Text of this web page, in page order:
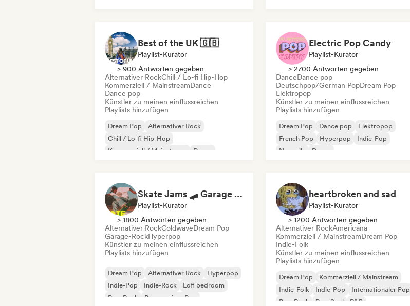
Best of the UK 🇬🇧
Playlist-Kurator
> 900 Antworten gegeben
Alternativer RockChill / Lo-fi Hip-Hop
Kommerziell / MainstreamDance
Dance pop
Künstler zu meinen einflussreichen
Playlists hinzufügen
Dream Pop
Alternativer Rock
Chill / Lo-fi Hip-Hop
Kommerziell / Mainstream
Dance
Electric Pop Candy
Playlist-Kurator
> 2700 Antworten gegeben
DanceDance pop
Deutschpop/German PopDream Pop
Elektropop
Künstler zu meinen einflussreichen
Playlists hinzufügen
Dream Pop Dance pop
Elektropop
French Pop
Hyperpop
Indie-Pop
Nouvelle
Dance
Skate Jams 🛹 Garage Rock, Surf Rock & Neo-Psych
Playlist-Kurator
> 1800 Antworten gegeben
Alternativer RockColdwaveDream Pop
Garage-RockHyperpop
Künstler zu meinen einflussreichen
Playlists hinzufügen
Dream Pop Alternativer Rock
Hyperpop
Indie-Pop
Indie-Rock
Lofi bedroom
Pop-Rock
Progressiver Pop
heartbroken and sad
Playlist-Kurator
> 1200 Antworten gegeben
Alternativer RockAmericana
Kommerziell / MainstreamDream Pop
Indie-Folk
Künstler zu meinen einflussreichen
Playlists hinzufügen
Dream Pop
Kommerziell / Mainstream
Indie-Folk
Indie-Pop
Internationaler Pop
Pop-Rock
Pop-Soul R&B